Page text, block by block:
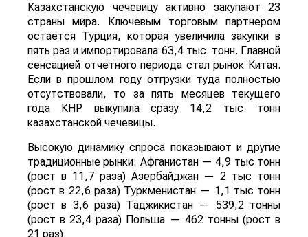
Казахстанскую чечевицу активно закупают 23
страны мира. Ключевым торговым партнером
остается Турция, которая увеличила закупки в
пять раз и импортировала 63,4 тыс. тонн. Главной
сенсацией отчетного периода стал рынок Китая.
Если в прошлом году отгрузки туда полностью
отсутствовали, то за пять месяцев текущего
года КНР выкупила сразу 14,2 тыс. тонн
казахстанской чечевицы.
Высокую динамику спроса показывают и другие
традиционные рынки: Афганистан — 4,9 тыс тонн
(рост в 11,7 раза) Азербайджан — 2 тыс тонн
(рост в 22,6 раза) Туркменистан — 1,1 тыс тонн
(рост в 3,6 раза) Таджикистан — 539,2 тонны
(рост в 23,4 раза) Польша — 462 тонны (рост в
21 раз).